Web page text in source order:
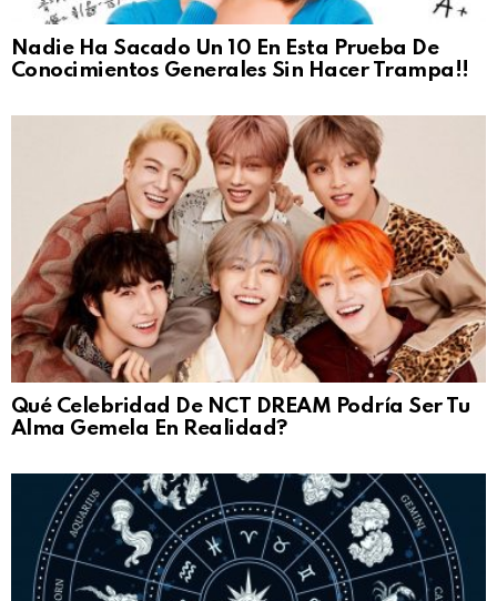
Nadie Ha Sacado Un 10 En Esta Prueba De
Conocimientos Generales Sin Hacer Trampa!!
Qué Celebridad De NCT DREAM Podría Ser Tu
Alma Gemela En Realidad?